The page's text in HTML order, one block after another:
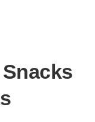
Snacks